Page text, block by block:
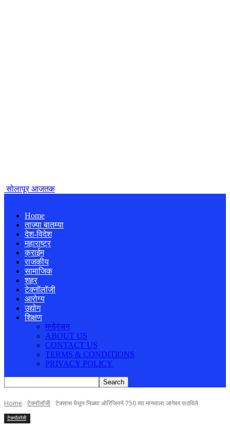
सोलापूर आजतक
Home
ताज्या बातम्या
देश-विदेश
महाराष्ट्र
क्राईम
राजकीय
सामाजिक
शहर
टेक्नॉलॉजी
आरोग्य
उद्योग
शिक्षण
मनोरंजन
ABOUT US
CONTACT US
TERMS & CONDITIONS
PRIVACY POLICY
Home टेक्नॉलॉजी टेक्सास येथून निळ्या ओरिजिनने 750 व्या मानवाला जागेवर पाठविले
टेक्नॉलॉजी